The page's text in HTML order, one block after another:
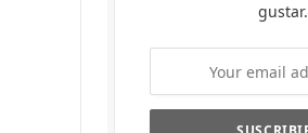
gustar.